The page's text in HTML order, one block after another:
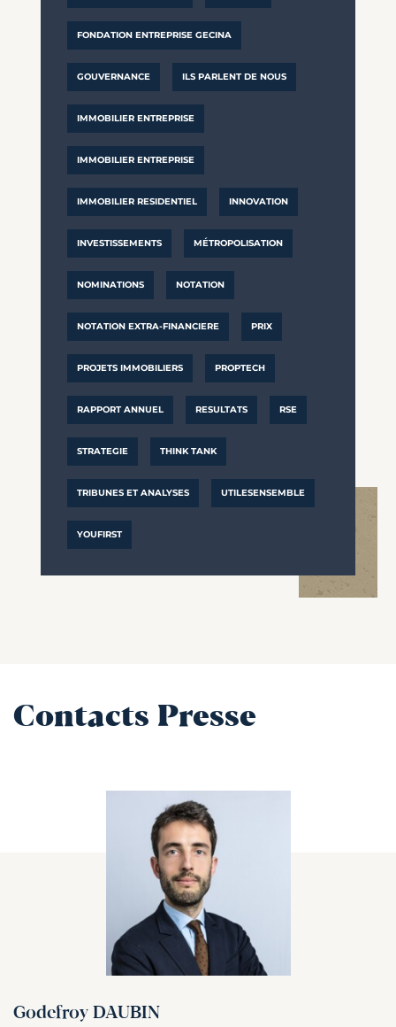
FONDATION ENTREPRISE GECINA
GOUVERNANCE ILS PARLENT DE NOUS
IMMOBILIER ENTREPRISE
IMMOBILIER ENTREPRISE
IMMOBILIER RESIDENTIEL INNOVATION
INVESTISSEMENTS MÉTROPOLISATION
NOMINATIONS NOTATION
NOTATION EXTRA-FINANCIERE PRIX
PROJETS IMMOBILIERS PROPTECH
RAPPORT ANNUEL RESULTATS RSE
STRATEGIE THINK TANK
TRIBUNES ET ANALYSES UTILESENSEMBLE
YOUFIRST
Contacts Presse
Godefroy DAUBIN